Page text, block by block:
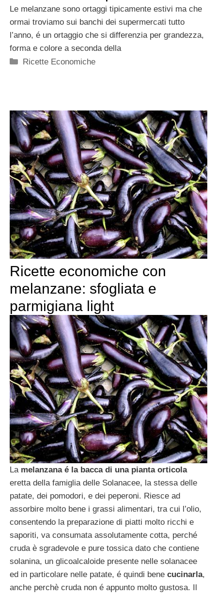
Le melanzane sono ortaggi tipicamente estivi ma che
ormai troviamo sui banchi dei supermercati tutto
l’anno, é un ortaggio che si differenzia per grandezza,
forma e colore a seconda della
Categorie
Ricette Economiche
Ricette economiche con
melanzane: sfogliata e
parmigiana light
La melanzana é la bacca di una pianta orticola
eretta della famiglia delle Solanacee, la stessa delle
patate, dei pomodori, e dei peperoni. Riesce ad
assorbire molto bene i grassi alimentari, tra cui l’olio,
consentendo la preparazione di piatti molto ricchi e
saporiti, va consumata assolutamente cotta, perché
cruda è sgradevole e pure tossica dato che contiene
solanina, un glicoalcaloide presente nelle solanacee
ed in particolare nelle patate, é quindi bene cucinarla,
anche perchè cruda non é appunto molto gustosa. Il